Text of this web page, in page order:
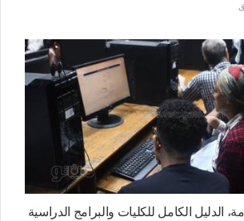
الدليل الكامل للكليات والبرامج الدراسية